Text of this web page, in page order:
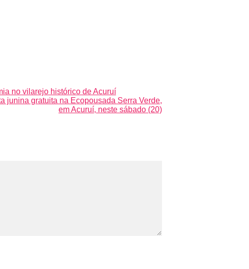
no vilarejo histórico de Acuruí
junina gratuita na Ecopousada Serra Verde,
em Acuruí, neste sábado (20)